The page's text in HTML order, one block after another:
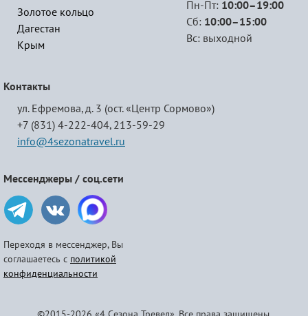
Золотое кольцо
Дагестан
Крым
Пн-Пт: 10:00–19:00
Сб: 10:00–15:00
Вс: выходной
Контакты
ул. Ефремова, д. 3 (ост. «Центр Сормово»)
+7 (831) 4-222-404, 213-59-29
info@4sezonatravel.ru
Мессенджеры / соц.сети
Переходя в мессенджер, Вы
соглашаетесь с политикой
конфиденциальности